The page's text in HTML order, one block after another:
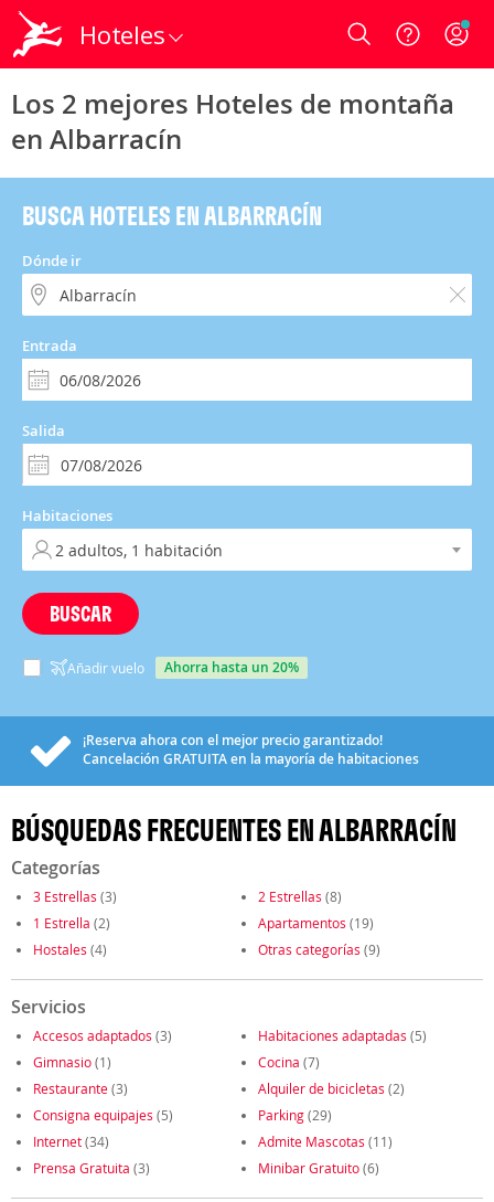
Hoteles Login
Los 2 mejores Hoteles de montaña
en Albarracín
BUSCA HOTELES EN ALBARRACÍN
Dónde ir
Entrada
Salida
Habitaciones
BUSCAR
Añadir vuelo ahorra hasta un 20%
¡Reserva ahora con el mejor precio garantizado!
Cancelación GRATUITAen la mayoría de habitaciones
BÚSQUEDAS FRECUENTES EN ALBARRACÍN
Categorías
3 Estrellas (3) 2 Estrellas (8)
1 Estrella (2) Apartamentos (19)
Hostales (4) Otras categorías (9)
Servicios
Accesos adaptados (3) Habitaciones adaptadas (5)
Gimnasio(1) Cocina (7)
Restaurante(3) Alquiler de bicicletas (2)
Consigna equipajes (5) Parking(29)
Internet(34) Admite Mascotas (11)
Prensa Gratuita (3) Minibar Gratuito(6)